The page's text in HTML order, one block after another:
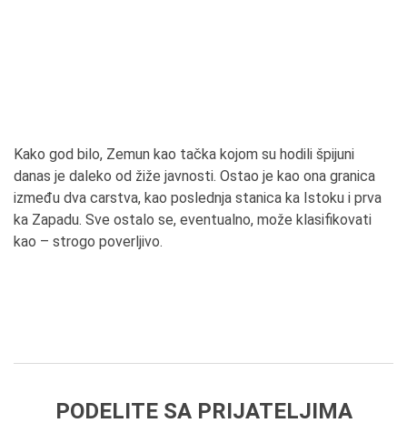
Kako god bilo, Zemun kao tačka kojom su hodili špijuni
danas je daleko od žiže javnosti. Ostao je kao ona granica
između dva carstva, kao poslednja stanica ka Istoku i prva
ka Zapadu. Sve ostalo se, eventualno, može klasifikovati
kao – strogo poverljivo.
PODELITE SA PRIJATELJIMA